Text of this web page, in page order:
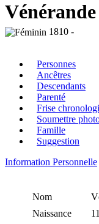
1810 -
Personnes
Ancêtres
Descendants
Parenté
Frise
Soumettre
Famille
Suggestion
Information Personnelle
Nom
Naissance